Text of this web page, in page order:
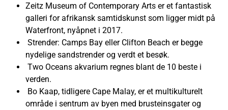
Zeitz Museum of Contemporary Arts er et fantastisk
galleri for afrikansk samtidskunst som ligger midt på
Waterfront, nyåpnet i 2017.
Strender: Camps Bay eller Clifton Beach er begge
nydelige sandstrender og verdt et besøk.
Two Oceans akvarium regnes blant de 10 beste i
verden.
Bo Kaap, tidligere Cape Malay, er et multikulturelt
område i sentrum av byen med brusteinsgater og